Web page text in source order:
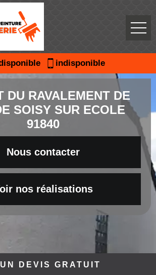
indisponible
DU RAVALEMENT DE
SOISY SUR ECOLE
91840
Nous contacter
nos réalisations
DEVIS GRATUIT